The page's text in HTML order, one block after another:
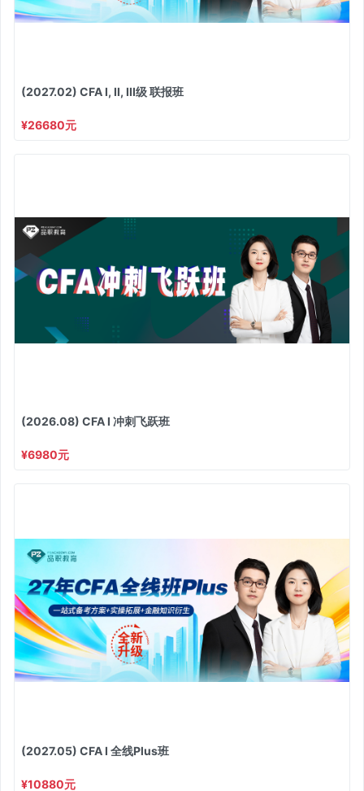
(2027.02) CFA I, II, III级 联报班
¥26680元
(2026.08) CFA I 冲刺飞跃班
¥6980元
(2027.05) CFA I 全线Plus班
¥10880元